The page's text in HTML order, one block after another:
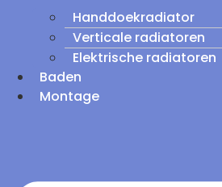
Handdoekradiator
Verticale radiatoren
Elektrische radiatoren
Baden
Montage